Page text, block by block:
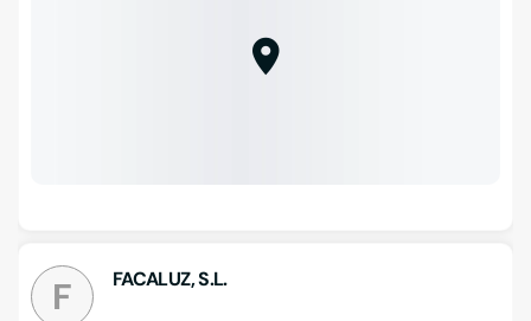
F FACALUZ, S.L.